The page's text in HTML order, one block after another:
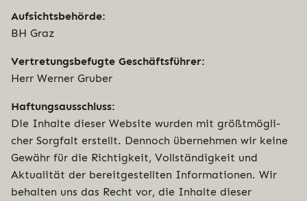
Auf­sichts­be­hör­de:
BH Graz
Ver­tre­tungs­be­fug­te Geschäftsführer:
Herr Werner Gruber
Haf­tungs­aus­schluss:
Die Inhalte dieser Website wurden mit größt­mög­li­
cher Sorgfalt erstellt. Dennoch über­neh­men wir keine
Gewähr für die Rich­tig­keit, Voll­stän­dig­keit und
Aktua­li­tät der bereit­ge­stell­ten Infor­ma­tio­nen. Wir
behalten uns das Recht vor, die Inhalte dieser